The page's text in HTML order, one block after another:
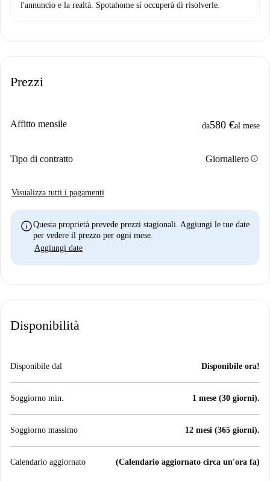
l'annuncio e la realtà. Spotahome si occuperà di risolverle.
Prezzi
Affitto mensile da580 €al mese
Tipo di contratto Giornalieroinfo
Visualizza tutti i pagamenti
infoQuesta proprietà prevede prezzi stagionali. Aggiungi le tue date
per vedere il prezzo per ogni mese.
Aggiungi date
Disponibilità
Disponibile dal Disponibile ora!
Soggiorno min. 1 mese (30 giorni).
Soggiorno massimo 12 mesi (365 giorni).
Calendario aggiornato (Calendario aggiornato circa un'ora fa)